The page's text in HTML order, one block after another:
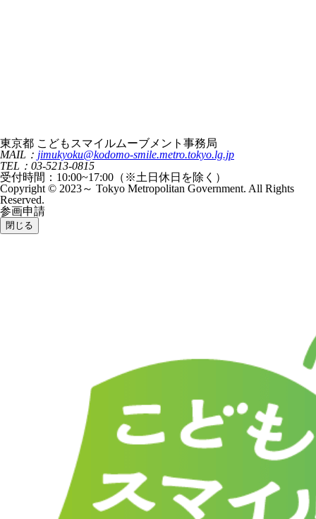
東京都 こどもスマイルムーブメント事務局
MAIL： jimukyoku@kodomo-smile.metro.tokyo.lg.jp
TEL：03-5213-0815
受付時間：10:00~17:00（※土日休日を除く）
Copyright © 2023～ Tokyo Metropolitan Government. All Rights
Reserved.
参画申請
閉じる